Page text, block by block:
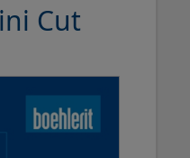
Cut